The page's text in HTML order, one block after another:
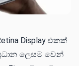
Display එකක්
ලෙසම වෙන්